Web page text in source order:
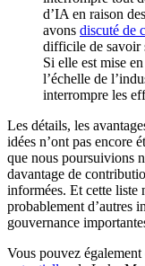
d’IA en raison
avons discuté de
difficile de savoir
Si elle est mise
l’échelle de
interrompre les
Les détails, les
idées n’ont pas encore
que nous poursuivions
davantage de
informées. Et cette liste
probablement d’autres
gouvernance
Vous pouvez